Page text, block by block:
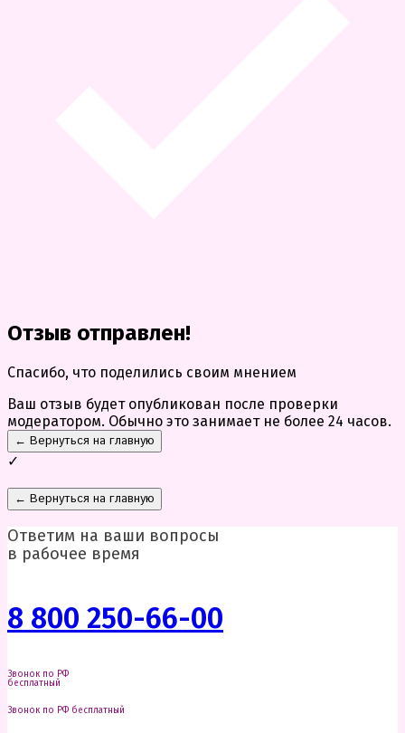
Отзыв отправлен!
Спасибо, что поделились своим мнением
Ваш отзыв будет опубликован после проверки
модератором. Обычно это занимает не более 24 часов.
← Вернуться на главную
✓
← Вернуться на главную
Ответим на ваши вопросы
в рабочее время
8 800 250-66-00
Звонок по РФ
бесплатный
Звонок по РФ бесплатный